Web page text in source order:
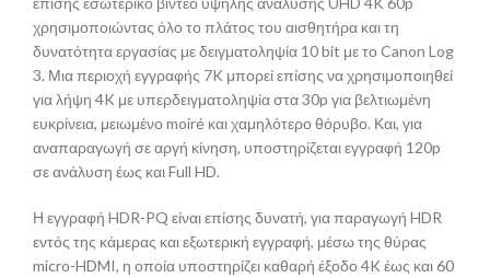
χρησιμοποιώντας όλο το πλάτος του αισθητήρα και τη
δυνατότητα εργασίας με δειγματοληψία 10 bit με το Canon Log
3. Μια περιοχή εγγραφής 7K μπορεί επίσης να χρησιμοποιηθεί
για λήψη 4K με υπερδειγματοληψία στα 30p για βελτιωμένη
ευκρίνεια, μειωμένο moiré και χαμηλότερο θόρυβο. Και, για
αναπαραγωγή σε αργή κίνηση, υποστηρίζεται εγγραφή 120p
σε ανάλυση έως και Full HD.
Η εγγραφή HDR-PQ είναι επίσης δυνατή, για παραγωγή HDR
εντός της κάμερας και εξωτερική εγγραφή, μέσω της θύρας
micro-HDMI, η οποία υποστηρίζει καθαρή έξοδο 4K έως και 60